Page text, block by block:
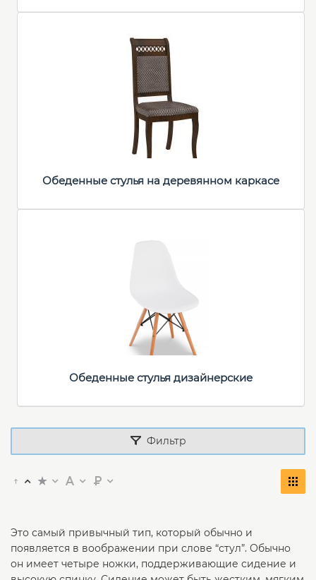
Обеденные стулья на деревянном каркасе
Обеденные стулья дизайнерские
Фильтр
Это самый привычный тип, который обычно и
появляется в воображении при слове “стул”. Обычно
он имеет четыре ножки, поддерживающие сидение и